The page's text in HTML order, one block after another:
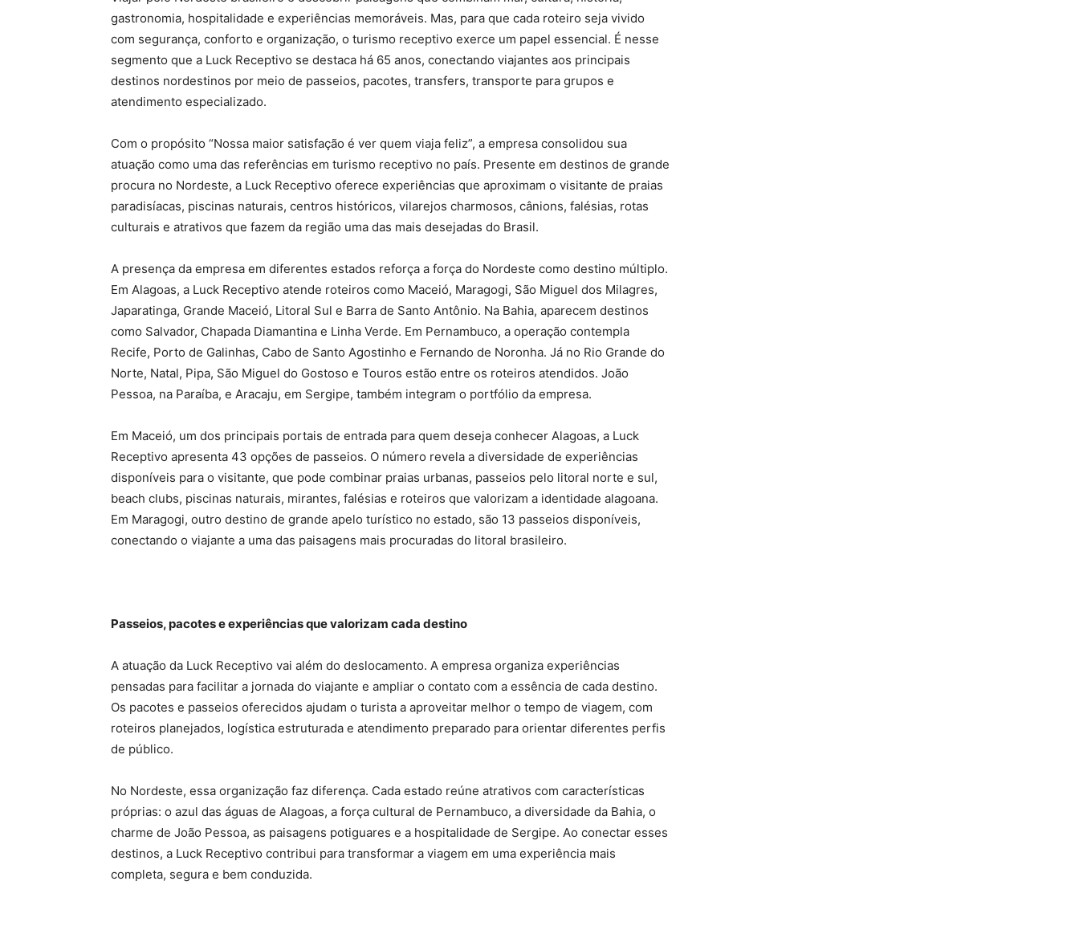
gastronomia, hospitalidade e experiências memoráveis. Mas, para que cada roteiro seja vivido
com segurança, conforto e organização, o turismo receptivo exerce um papel essencial. É nesse
segmento que a Luck Receptivo se destaca há 65 anos, conectando viajantes aos principais
destinos nordestinos por meio de passeios, pacotes, transfers, transporte para grupos e
atendimento especializado.
Com o propósito “Nossa maior satisfação é ver quem viaja feliz”, a empresa consolidou sua
atuação como uma das referências em turismo receptivo no país. Presente em destinos de grande
procura no Nordeste, a Luck Receptivo oferece experiências que aproximam o visitante de praias
paradisíacas, piscinas naturais, centros históricos, vilarejos charmosos, cânions, falésias, rotas
culturais e atrativos que fazem da região uma das mais desejadas do Brasil.
A presença da empresa em diferentes estados reforça a força do Nordeste como destino múltiplo.
Em Alagoas, a Luck Receptivo atende roteiros como Maceió, Maragogi, São Miguel dos Milagres,
Japaratinga, Grande Maceió, Litoral Sul e Barra de Santo Antônio. Na Bahia, aparecem destinos
como Salvador, Chapada Diamantina e Linha Verde. Em Pernambuco, a operação contempla
Recife, Porto de Galinhas, Cabo de Santo Agostinho e Fernando de Noronha. Já no Rio Grande do
Norte, Natal, Pipa, São Miguel do Gostoso e Touros estão entre os roteiros atendidos. João
Pessoa, na Paraíba, e Aracaju, em Sergipe, também integram o portfólio da empresa.
Em Maceió, um dos principais portais de entrada para quem deseja conhecer Alagoas, a Luck
Receptivo apresenta 43 opções de passeios. O número revela a diversidade de experiências
disponíveis para o visitante, que pode combinar praias urbanas, passeios pelo litoral norte e sul,
beach clubs, piscinas naturais, mirantes, falésias e roteiros que valorizam a identidade alagoana.
Em Maragogi, outro destino de grande apelo turístico no estado, são 13 passeios disponíveis,
conectando o viajante a uma das paisagens mais procuradas do litoral brasileiro.
Passeios, pacotes e experiências que valorizam cada destino
A atuação da Luck Receptivo vai além do deslocamento. A empresa organiza experiências
pensadas para facilitar a jornada do viajante e ampliar o contato com a essência de cada destino.
Os pacotes e passeios oferecidos ajudam o turista a aproveitar melhor o tempo de viagem, com
roteiros planejados, logística estruturada e atendimento preparado para orientar diferentes perfis
de público.
No Nordeste, essa organização faz diferença. Cada estado reúne atrativos com características
próprias: o azul das águas de Alagoas, a força cultural de Pernambuco, a diversidade da Bahia, o
charme de João Pessoa, as paisagens potiguares e a hospitalidade de Sergipe. Ao conectar esses
destinos, a Luck Receptivo contribui para transformar a viagem em uma experiência mais
completa, segura e bem conduzida.